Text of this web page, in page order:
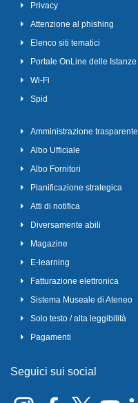
Privacy
Attenzione al phishing
Elenco siti tematici
Portale OnLine delle Istanze
Wi-Fi
Spid
Amministrazione trasparente
Albo Ufficiale
Albo Fornitori
Pianificazione strategica
Atti di notifica
Diversamente abili
Magazine
E-learning
Fatturazione elettronica
Sistema Museale di Ateneo
Solo testo / alta leggibilità
Pagamenti
Seguici sui social